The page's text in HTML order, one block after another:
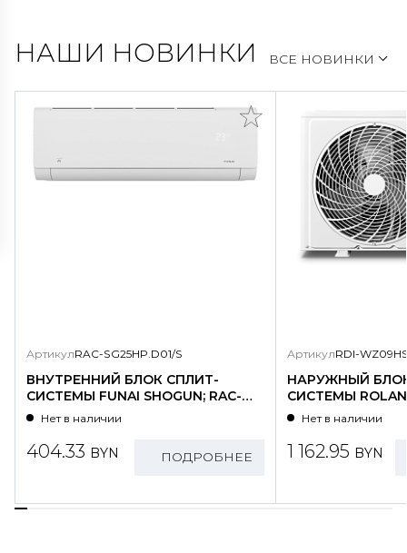
НАШИ НОВИНКИ ВСЕ НОВИНКИ
АртикулRAC-SG25HP.D01/S
ВНУТРЕННИЙ БЛОК СПЛИТ-
СИСТЕМЫ FUNAI SHOGUN; RAC-
SG25HP.D01/S
Нет в наличии
404.33 BYN ПОДРОБНЕЕ
АртикулRDI-
НАРУЖНЫЙ
СИСТЕМЫ
WZ09HSS/N1-
Нет в наличии
1 162.95 BYN